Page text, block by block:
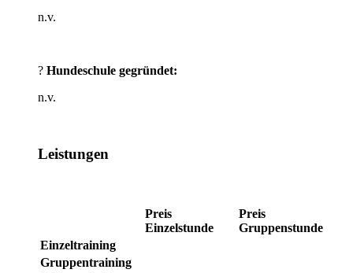
n.v.
? Hundeschule gegründet:
n.v.
Leistungen
Preis
Einzelstunde
Preis
Gruppenstunde
Einzeltraining
Gruppentraining